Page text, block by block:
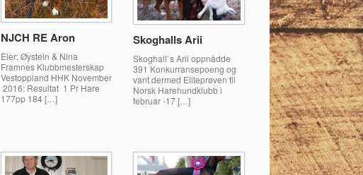
NJCH RE Aron
Eier: Øystein & Nina
Framnes Klubbmesterskap
Vestoppland HHK November
2016: Resultat 1 Pr Hare
177pp 184 […]
Skoghalls Arii
Skoghall`s Arii oppnådde
391 Konkurransepoeng og
vant dermed Eliteprøven til
Norsk Harehundklubb i
februar -17 […]